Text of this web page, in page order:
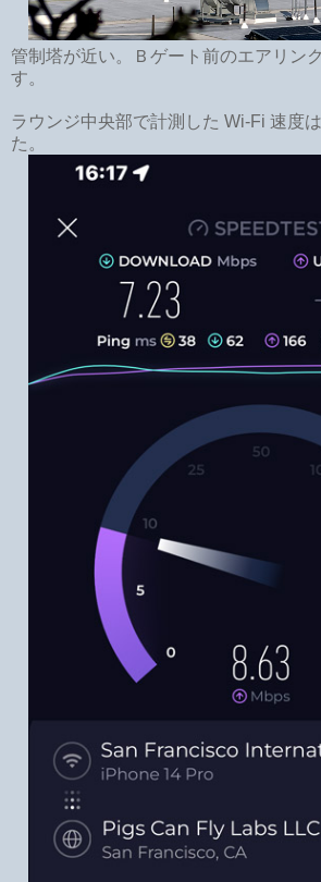
管制塔が近い。Ｂゲート前のエアリン
す。
ラウンジ中央部で計測した Wi-Fi 速度
た。